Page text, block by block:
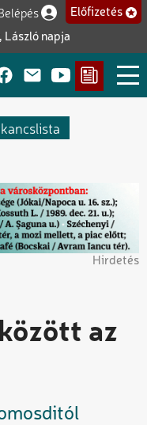
László napja
fiók
Előfizetés
Hirdetés
az